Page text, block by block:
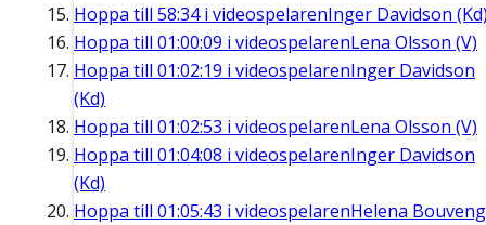
Hoppa till 58:34i videospelarenInger Davidson
Hoppa till 01:00:09 i videospelarenLena Olsson (V)
Hoppa till 01:02:19 i videospelarenInger Davidson
(Kd)
Hoppa till 01:02:53 i videospelarenLena Olsson (V)
Hoppa till 01:04:08 i videospelarenInger Davidson
(Kd)
Hoppa till 01:05:43 i videospelarenHelena Bouveng